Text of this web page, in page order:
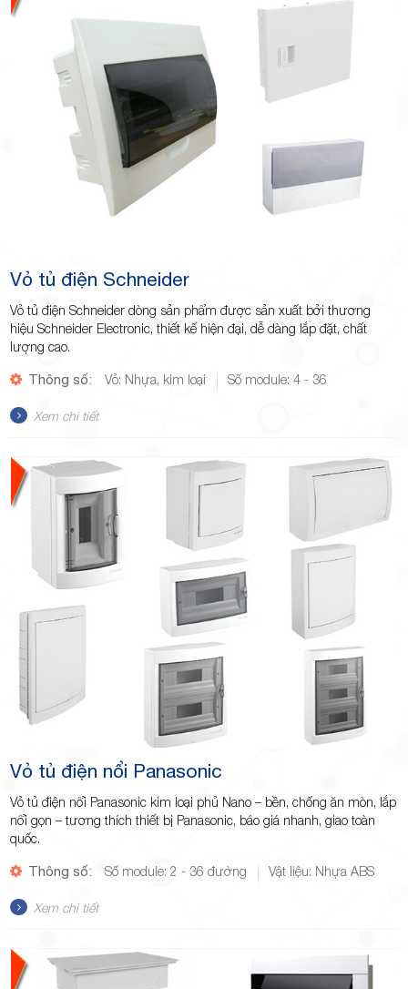
Vỏ tủ điện Schneider
Vỏ tủ điện Schneider dòng sản phẩm được sản xuất bởi thương
hiệu Schneider Electronic, thiết kế hiện đại, dễ dàng lắp đặt, chất
lượng cao.
Thông số: Vỏ: Nhựa, kim loại Số module: 4 - 36
Xem chi tiết
Vỏ tủ điện nổi Panasonic
Vỏ tủ điện nổi Panasonic kim loại phủ Nano – bền, chống ăn mòn, lắp
nổi gọn – tương thích thiết bị Panasonic, báo giá nhanh, giao toàn
quốc.
Thông số: Số module: 2 - 36 đường Vật liệu: Nhựa ABS
Xem chi tiết